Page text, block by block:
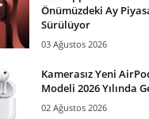
Önümüzdeki Ay
Sürülüyor
03 Ağustos 2026
Kamerasız Yeni
Modeli 2026 Yılında
02 Ağustos 2026